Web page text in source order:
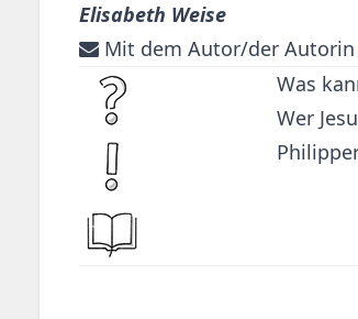
Elisabeth Weise
Mit dem Autor/der
Was
Wer